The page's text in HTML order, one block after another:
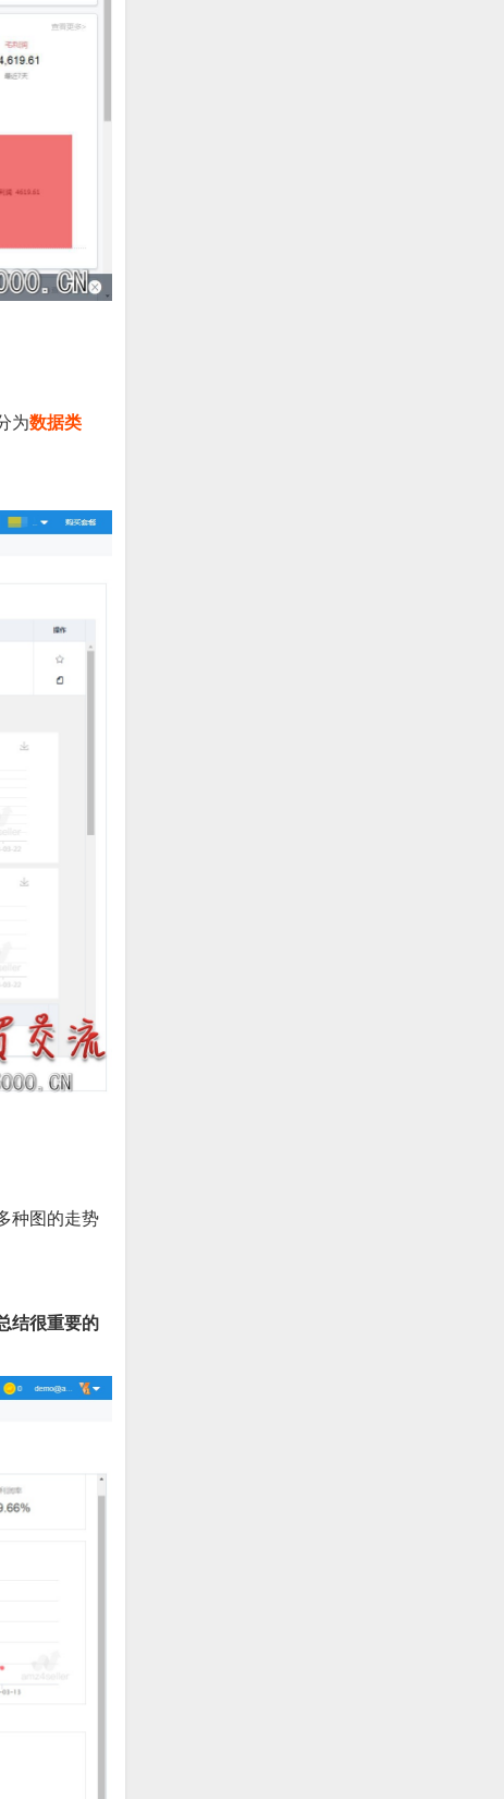
为数据类
种图的走势
结很重要的